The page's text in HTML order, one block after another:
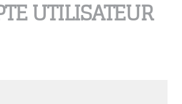
UTILISATEUR